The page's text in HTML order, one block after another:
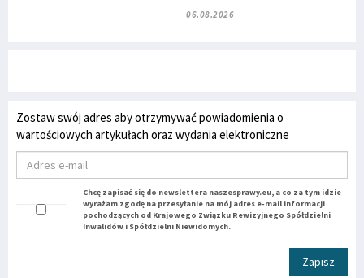
06.08.2026
Zostaw swój adres aby otrzymywać powiadomienia o
wartościowych artykułach oraz wydania elektroniczne
Chcę zapisać się do newslettera naszesprawy.eu, a co za tym idzie
wyrażam zgodę na przesyłanie na mój adres e-mail informacji
pochodzących od Krajowego Związku Rewizyjnego Spółdzielni
Inwalidów i Spółdzielni Niewidomych.
Zapisz